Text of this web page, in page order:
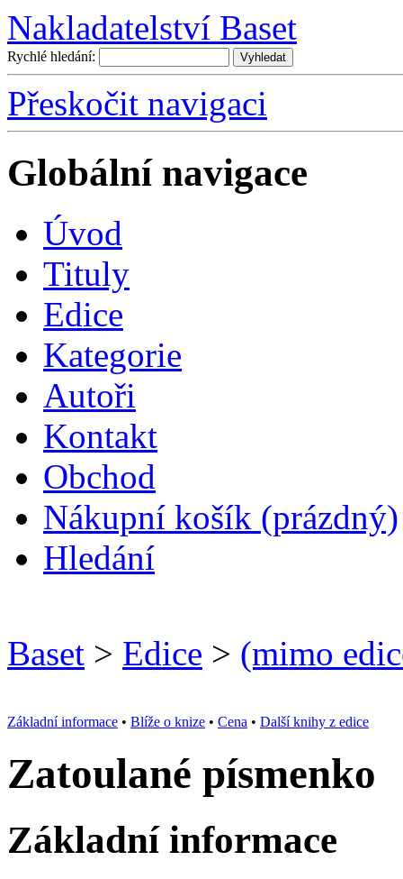
Nakladatelství Baset
Rychlé hledání:
Přeskočit navigaci
Globální navigace
Úvod
Tituly
Edice
Kategorie
Autoři
Kontakt
Obchod
Nákupní košík (prázdný)
Hledání
Baset > Edice > (mimo
Základní informace • Blíže o knize • Cena • Další knihy z edice
Zatoulané písmenko
Základní informace